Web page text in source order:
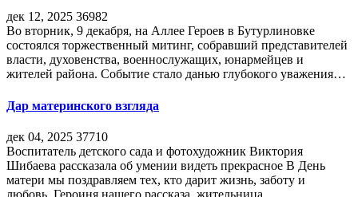
дек 12, 2025 36982
Во вторник, 9 декабря, на Аллее Героев в Бутурлиновке
состоялся торжественный митинг, собравший представителей
власти, духовенства, военнослужащих, юнармейцев и
жителей района. Событие стало данью глубокого уважения…
Дар материнского взгляда
дек 04, 2025 37710
Воспитатель детского сада и фотохудожник Виктория
Шибаева рассказала об умении видеть прекрасное В День
матери мы поздравляем тех, кто дарит жизнь, заботу и
любовь. Героиня нашего рассказа, жительница